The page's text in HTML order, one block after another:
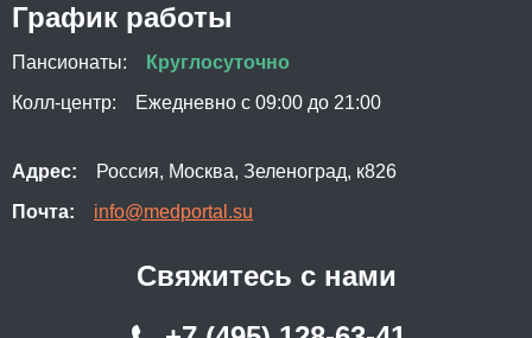
График работы
Пансионаты:
Круглосуточно
Колл-центр:
Ежедневно с 09:00 до 21:00
Адрес:
Россия, Москва, Зеленоград, к826
Почта:
info@medportal.su
Свяжитесь с нами